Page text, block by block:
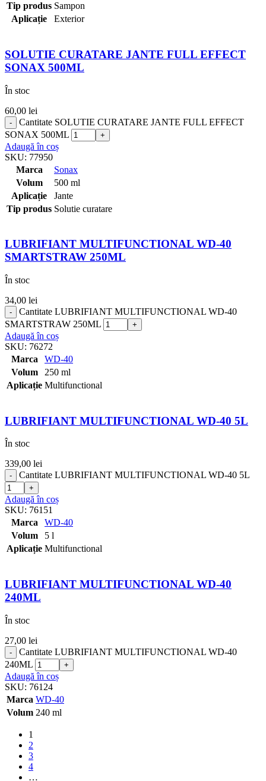
Tip produs Sampon
Aplicație
Exterior
SOLUTIE CURATARE JANTE FULL EFFECT
SONAX 500ML
În stoc
60,00 lei
Cantitate SOLUTIE CURATARE JANTE FULL EFFECT
SONAX 500ML
Adaugă în coș
SKU: 77950
Marca
Sonax
Volum
500 ml
Aplicație
Jante
Tip produs Solutie curatare
LUBRIFIANT MULTIFUNCTIONAL WD-40
SMARTSTRAW 250ML
În stoc
34,00 lei
Cantitate LUBRIFIANT MULTIFUNCTIONAL WD-40
SMARTSTRAW 250ML
Adaugă în coș
SKU: 76272
Marca
WD-40
Volum
250 ml
Aplicație Multifunctional
LUBRIFIANT MULTIFUNCTIONAL WD-40 5L
În stoc
339,00 lei
Cantitate LUBRIFIANT MULTIFUNCTIONAL WD-40 5L
Adaugă în coș
SKU: 76151
Marca
WD-40
Volum
5 l
Aplicație Multifunctional
LUBRIFIANT MULTIFUNCTIONAL WD-40
240ML
În stoc
27,00 lei
Cantitate LUBRIFIANT MULTIFUNCTIONAL WD-40
240ML
Adaugă în coș
SKU: 76124
Marca WD-40
Volum 240 ml
1
2
3
4
…